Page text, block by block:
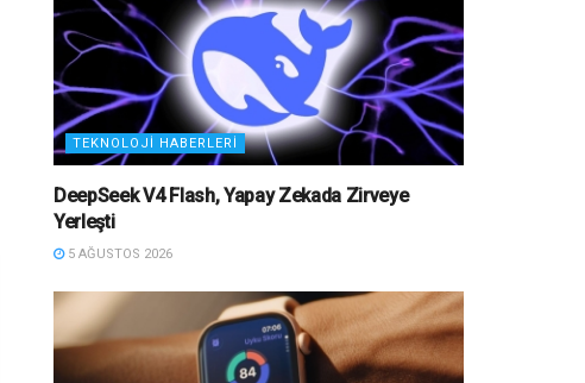
TEKNOLOJI HABERLERI
DeepSeek V4 Flash, Yapay Zekada Zirveye
Yerleşti
5 AĞUSTOS 2026